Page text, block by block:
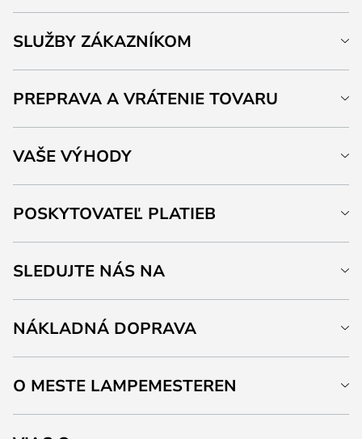
SLUŽBY ZÁKAZNÍKOM
PREPRAVA A VRÁTENIE TOVARU
VAŠE VÝHODY
POSKYTOVATEĽ PLATIEB
SLEDUJTE NÁS NA
NÁKLADNÁ DOPRAVA
O MESTE LAMPEMESTEREN